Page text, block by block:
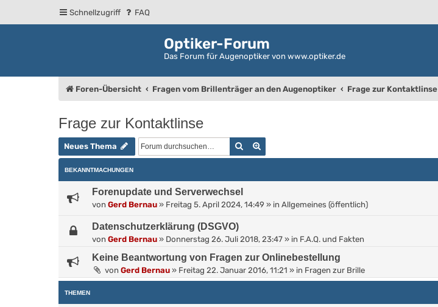
Schnellzugriff FAQ
Optiker-Forum
Das Forum für Augenoptiker von www.optiker.de
Foren-Übersicht Fragen vom Brillenträger an den Augenoptiker Frage zur Kontaktlinse
Frage zur Kontaktlinse
Neues Thema Suche
BEKANNTMACHUNGEN
Forenupdate und Serverwechsel
von Gerd Bernau » Freitag 5. April 2024, 14:49 » in Allgemeines (öffentlich)
Datenschutzerklärung (DSGVO)
von Gerd Bernau » Donnerstag 26. Juli 2018, 23:47 » in F.A.Q. und Fakten
Keine Beantwortung von Fragen zur Onlinebestellung
von Gerd Bernau » Freitag 22. Januar 2016, 11:21 » in Fragen zur Brille
THEMEN